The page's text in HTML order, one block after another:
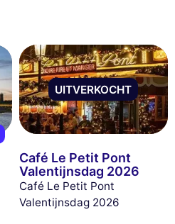
UITVERKOCHT
Café Le Petit Pont
Valentijnsdag 2026
Café Le Petit Pont
Valentijnsdag 2026